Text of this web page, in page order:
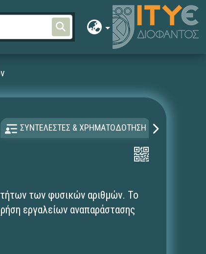
ΣΥΝΤΕΛΕΣΤΕΣ & ΧΡΗΜΑΤΟΔΟΤΗΣΗ
των φυσικών αριθμών. To
εργαλείων αναπαράστασης